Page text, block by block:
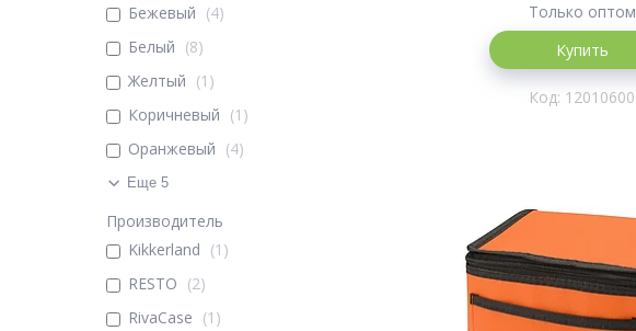
Только оптом
Купить
12010600
Бежевый
4
Белый
8
Желтый
1
Коричневый
1
Оранжевый
4
Еще 5
Производитель
Kikkerland
1
RESTO
2
RivaCase
1